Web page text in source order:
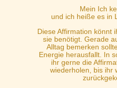
Mein Ich
und ich heiße es in
Diese Affirmation könnt
sie benötigt. Gerade
Alltag bemerken
Energie herausfallt. In
ihr gerne die
wiederholen, bis ihr